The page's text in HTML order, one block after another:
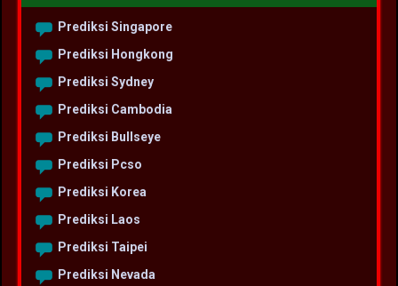
Prediksi Singapore
Prediksi Hongkong
Prediksi Sydney
Prediksi Cambodia
Prediksi Bullseye
Prediksi Pcso
Prediksi Korea
Prediksi Laos
Prediksi Taipei
Prediksi Nevada